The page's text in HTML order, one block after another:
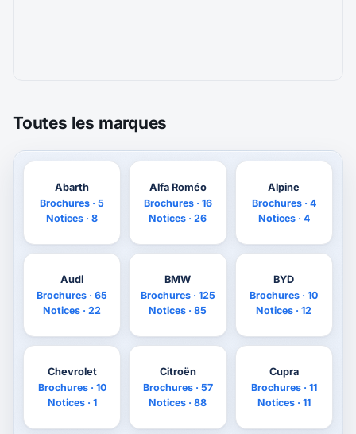
Toutes les marques
Abarth
Brochures · 5
Notices · 8
Alfa Roméo
Brochures · 16
Notices · 26
Alpine
Brochures · 4
Notices · 4
Audi
Brochures · 65
Notices · 22
BMW
Brochures · 125
Notices · 85
BYD
Brochures · 10
Notices · 12
Chevrolet
Brochures · 10
Notices · 1
Citroën
Brochures · 57
Notices · 88
Cupra
Brochures · 11
Notices · 11